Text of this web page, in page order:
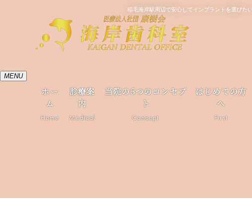
稲毛海岸駅周辺で安心してインプラントを選びた
MENU
ホー
ム
Home
診療案
内
Medical
当院の5つのコンセプ
ト
Concept
はじめての方
へ
First